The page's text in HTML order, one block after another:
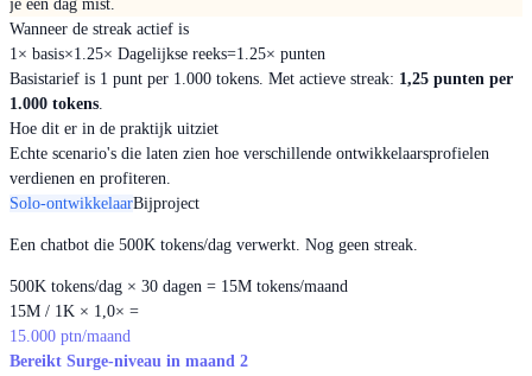
je een dag mist.
Wanneer de streak actief is
1× basis×1.25× Dagelijkse reeks=1.25× punten
Basistarief is 1 punt per 1.000 tokens. Met actieve streak: 1,25 punten per
1.000 tokens.
Hoe dit er in de praktijk uitziet
Echte scenario's die laten zien hoe verschillende ontwikkelaarsprofielen
verdienen en profiteren.
Solo-ontwikkelaarBijproject
Een chatbot die 500K tokens/dag verwerkt. Nog geen streak.
500K tokens/dag × 30 dagen = 15M tokens/maand
15M / 1K × 1,0× =
15.000 ptn/maand
Bereikt Surge-niveau in maand 2